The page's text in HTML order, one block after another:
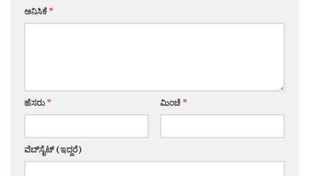
ಅನಿಸಿಕೆ*
ಹೆಸರು* ಮಿಂಚೆ*
ವೆಬ್‌ಸೈಟ್ (ಇದ್ದರೆ)